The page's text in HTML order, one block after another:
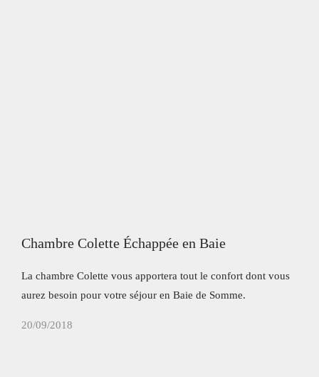
Chambre Colette Échappée en Baie
La chambre Colette vous apportera tout le confort dont vous
aurez besoin pour votre séjour en Baie de Somme.
20/09/2018